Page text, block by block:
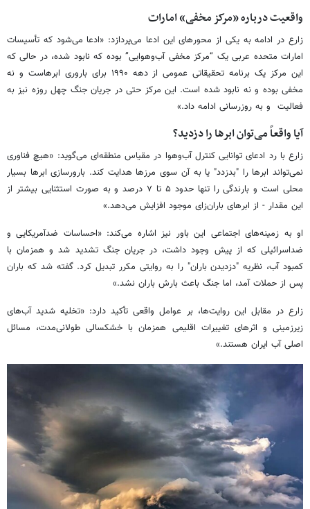
واقعیت درباره «مرکز مخفی» امارات
زارع در ادامه به یکی از محورهای این ادعا می‌پردازد: «ادعا می‌شود که تأسیسات
امارات متحده عربی یک “مرکز مخفی آب‌وهوایی” بوده که نابود شده، در حالی که
این مرکز یک برنامه تحقیقاتی عمومی از دهه ۱۹۹۰ برای باروری ابرهاست و نه
مخفی بوده و نه نابود شده است. این مرکز حتی در جریان جنگ چهل روزه نیز به
فعالیت و به ‌روزرسانی ادامه داد.»
آیا واقعاً می‌توان ابرها را دزدید؟
زارع با رد ادعای توانایی کنترل آب‌وهوا در مقیاس منطقه‌ای می‌گوید: «هیچ فناوری
نمی‌تواند ابرها را "بدزدد" یا به آن سوی مرزها هدایت کند. بارورسازی ابرها بسیار
محلی است و بارندگی را تنها حدود ۵ تا ۷ درصد و به صورت استثنایی بیشتر از
این مقدار - از ابرهای باران‌زای موجود افزایش می‌دهد.»
او به زمینه‌های اجتماعی این باور نیز اشاره می‌کند: «احساسات ضدآمریکایی و
ضداسرائیلی که از پیش وجود داشت، در جریان جنگ تشدید شد و همزمان با
کمبود آب، نظریه "دزدیدن باران" را به روایتی مکرر تبدیل کرد. گفته شد که باران
پس از حملات آمد، اما جنگ باعث بارش باران نشد.»
زارع در مقابل این روایت‌ها، بر عوامل واقعی تأکید دارد: «تخلیه شدید آب‌های
زیرزمینی و اثرهای تغییرات اقلیمی همزمان با خشکسالی طولانی‌مدت، مسائل
اصلی آب ایران هستند.»